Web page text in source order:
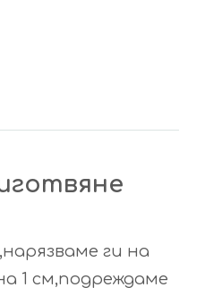
ги на
1 см,подреждаме